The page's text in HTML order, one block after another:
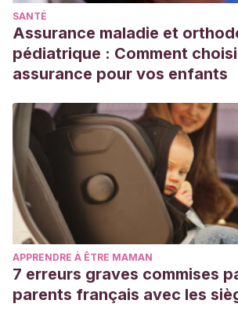
SANTÉ
Assurance maladie et
pédiatrique : Comment
assurance pour vos enfants
APPRENDRE À ÊTRE MAMAN
7 erreurs graves commises
parents français avec les